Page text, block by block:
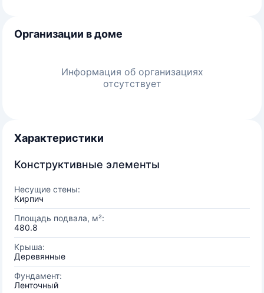
Организации в доме
Информация об организациях
отсутствует
Характеристики
Конструктивные элементы
Несущие стены:
Кирпич
Площадь подвала, м²:
480.8
Крыша:
Деревянные
Фундамент:
Ленточный